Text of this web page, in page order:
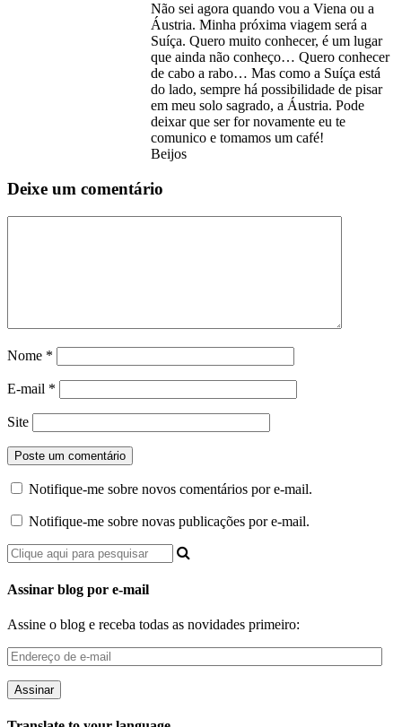
Não sei agora quando vou a Viena ou a
Áustria. Minha próxima viagem será a
Suíça. Quero muito conhecer, é um lugar
que ainda não conheço… Quero conhecer
de cabo a rabo… Mas como a Suíça está
do lado, sempre há possibilidade de pisar
em meu solo sagrado, a Áustria. Pode
deixar que ser for novamente eu te
comunico e tomamos um café!
Beijos
Deixe um comentário
Nome *
E-mail *
Site
Notifique-me sobre novos comentários por e-mail.
Notifique-me sobre novas publicações por e-mail.
Assinar blog por e-mail
Assine o blog e receba todas as novidades primeiro:
Endereço
de
e-
mail